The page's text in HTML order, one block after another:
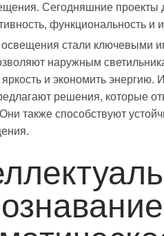
Сегодняшние проекты
функциональность и
стали ключевыми
наружным
яркость и экономить
решения, которые
также способствуют